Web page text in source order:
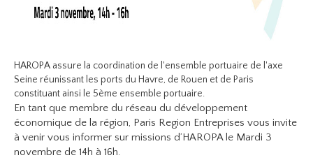
HAROPA assure la coordination de l'ensemble portuaire de l'axe
Seine réunissant les ports du Havre, de Rouen et de Paris
constituant ainsi le 5ème ensemble portuaire.
En tant que membre du réseau du développement
économique de la région, Paris Region Entreprises vous invite
à venir vous informer sur missions d’HAROPA le Mardi 3
novembre de 14h à 16h.